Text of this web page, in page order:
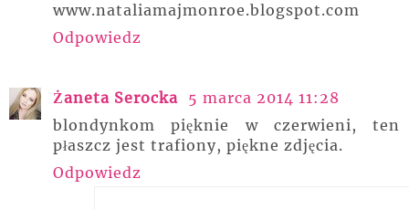
www.nataliamajmonroe.blogspot.com
Odpowiedz
Żaneta Serocka 5 marca 2014 11:28
blondynkom pięknie w czerwieni, ten
płaszcz jest trafiony, piękne zdjęcia.
Odpowiedz